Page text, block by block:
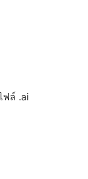
ฟล์ .ai